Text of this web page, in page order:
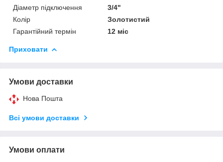
Діаметр підключення
3/4"
Колір
Золотистий
Гарантійний термін
12 міс
Приховати
Умови доставки
Нова Пошта
Всі умови доставки
Умови оплати